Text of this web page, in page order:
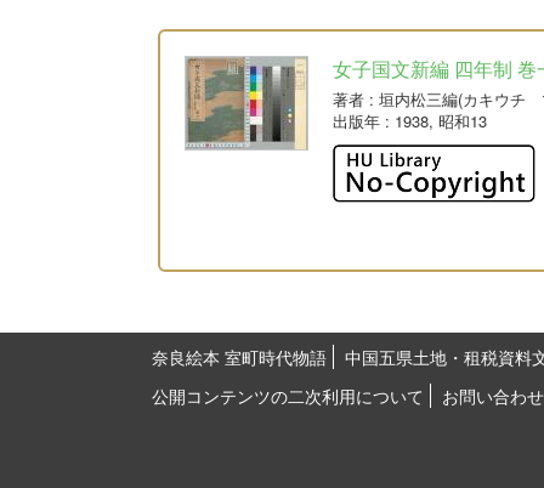
女子国文新編 四年制 巻
著者 : 垣内松三編(カキウチ
出版年 : 1938, 昭和13
奈良絵本 室町時代物語
中国五県土地・租税資料
公開コンテンツの二次利用について
お問い合わせ